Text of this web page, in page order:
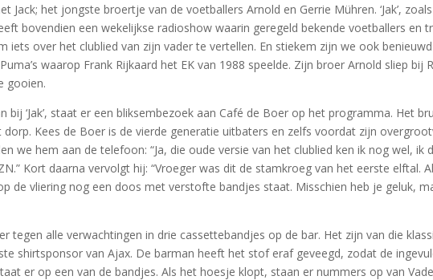
Jack; het jongste broertje van de voetballers Arnold en Gerrie Mühren. ‘Jak’,
bovendien een wekelijkse radioshow waarin geregeld bekende voetballers en
iets over het clublied van zijn vader te vertellen. En stiekem zijn we ook
waarop Frank Rijkaard het EK van 1988 speelde. Zijn broer Arnold sliep
gooien.
bij ‘Jak’, staat er een bliksembezoek aan Café de Boer op het programma. Het
Kees de Boer is de vierde generatie uitbaters en zelfs voordat zijn
we hem aan de telefoon: “Ja, die oude versie van het clublied ken ik nog wel,
Kort daarna vervolgt hij: “Vroeger was dit de stamkroeg van het eerste elftal.
de vliering nog een doos met verstofte bandjes staat. Misschien heb je geluk,
tegen alle verwachtingen in drie cassettebandjes op de bar. Het zijn van die
shirtsponsor van Ajax. De barman heeft het stof eraf geveegd, zodat de
er op een van de bandjes. Als het hoesje klopt, staan er nummers op van